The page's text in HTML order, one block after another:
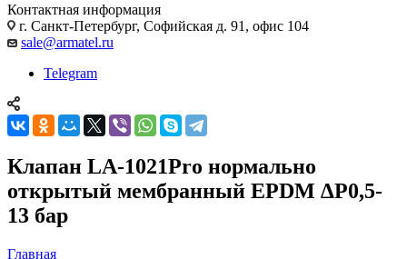
Контактная информация
г. Санкт-Петербург, Софийская д. 91, офис 104
sale@armatel.ru
Telegram
Клапан LA-1021Pro нормально
открытый мембранный EPDM ∆P0,5-
13 бар
Главная